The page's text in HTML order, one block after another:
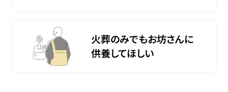
火葬のみでもお坊さんに
供養してほしい